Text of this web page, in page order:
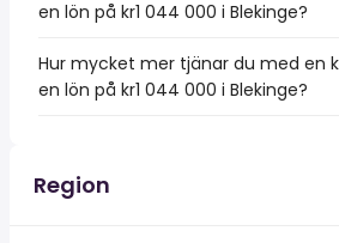
en lön på kr1 044 000 i Blekinge?
Hur mycket mer tjänar du med en
en lön på kr1 044 000 i Blekinge?
Region